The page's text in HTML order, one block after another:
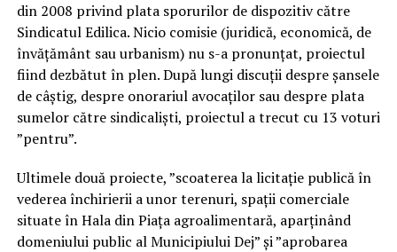
din 2008 privind plata sporurilor de dispozitiv către
Sindicatul Edilica. Nicio comisie (juridică, economică, de
învățământ sau urbanism) nu s-a pronunțat, proiectul
fiind dezbătut în plen. După lungi discuții despre șansele
de câștig, despre onorariul avocaților sau despre plata
sumelor către sindicaliști, proiectul a trecut cu 13 voturi
”pentru”.
Ultimele două proiecte, ”scoaterea la licitație publică în
vederea închirierii a unor terenuri, spații comerciale
situate în Hala din Piața agroalimentară, aparținând
domeniului public al Municipiului Dej” și ”aprobarea